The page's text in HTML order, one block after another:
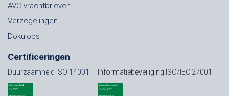
AVC vrachtbrieven
Verzegelingen
Dokulops
Certificeringen
Duurzaamheid ISO 14001 Informatiebeveiliging ISO/IEC 27001